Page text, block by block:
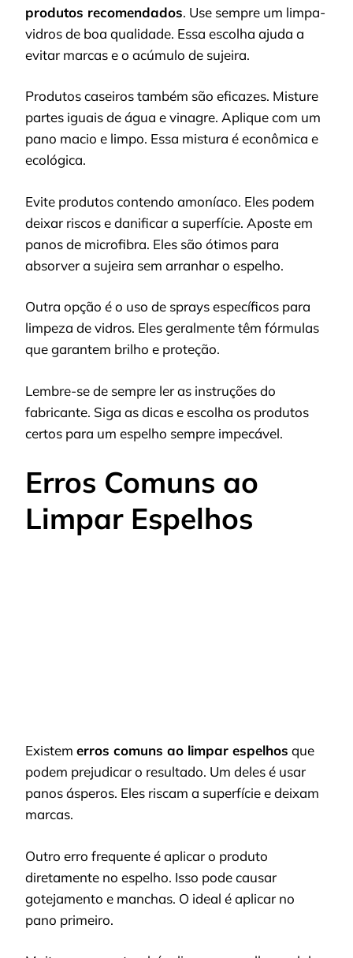
produtos recomendados. Use sempre um limpa-
vidros de boa qualidade. Essa escolha ajuda a
evitar marcas e o acúmulo de sujeira.
Produtos caseiros também são eficazes. Misture
partes iguais de água e vinagre. Aplique com um
pano macio e limpo. Essa mistura é econômica e
ecológica.
Evite produtos contendo amoníaco. Eles podem
deixar riscos e danificar a superfície. Aposte em
panos de microfibra. Eles são ótimos para
absorver a sujeira sem arranhar o espelho.
Outra opção é o uso de sprays específicos para
limpeza de vidros. Eles geralmente têm fórmulas
que garantem brilho e proteção.
Lembre-se de sempre ler as instruções do
fabricante. Siga as dicas e escolha os produtos
certos para um espelho sempre impecável.
Erros Comuns ao
Limpar Espelhos
Existem erros comuns ao limpar espelhos que
podem prejudicar o resultado. Um deles é usar
panos ásperos. Eles riscam a superfície e deixam
marcas.
Outro erro frequente é aplicar o produto
diretamente no espelho. Isso pode causar
gotejamento e manchas. O ideal é aplicar no
pano primeiro.